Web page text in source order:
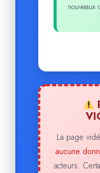
nouveaux
La page
aucune
acteurs.